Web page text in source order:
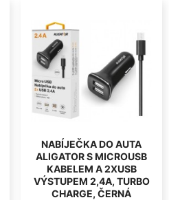
NABÍJEČKA DO AUTA
ALIGATOR S MICROUSB
KABELEM A 2XUSB
VÝSTUPEM 2,4A, TURBO
CHARGE, ČERNÁ